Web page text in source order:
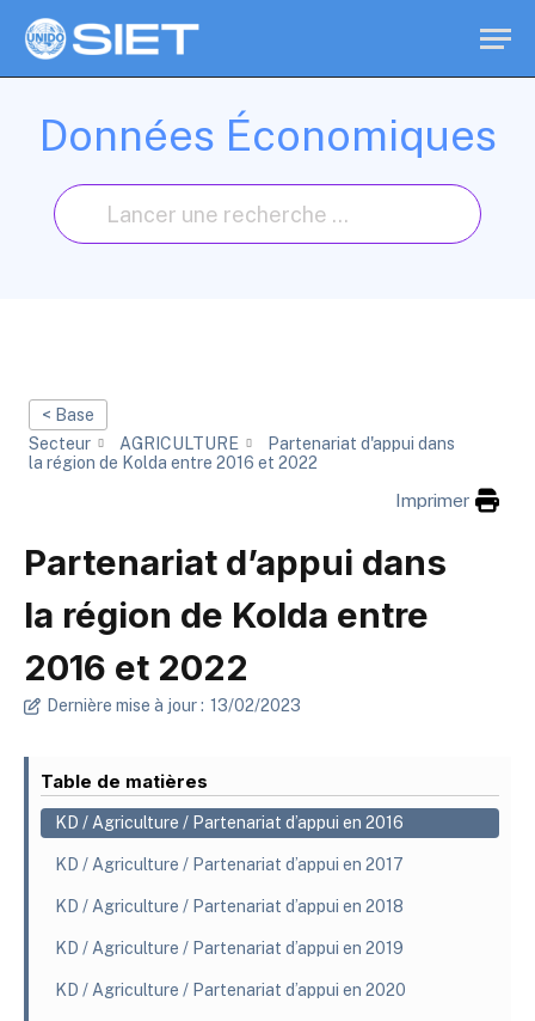
Données Économiques
< Base
Secteur
AGRICULTURE
Partenariat d'appui dans
la région de Kolda entre 2016 et 2022
Imprimer
Partenariat d’appui dans
la région de Kolda entre
2016 et 2022
Dernière mise à jour : 13/02/2023
Table de matières
KD / Agriculture / Partenariat d’appui en 2016
KD / Agriculture / Partenariat d’appui en 2017
KD / Agriculture / Partenariat d’appui en 2018
KD / Agriculture / Partenariat d’appui en 2019
KD / Agriculture / Partenariat d’appui en 2020